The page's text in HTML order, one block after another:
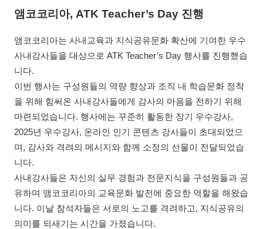
앰코코리아, ATK Teacher’s Day 진행
앰코코리아는 사내교육과 지식공유문화 확산에 기여한 우수
사내강사들을 대상으로 ATK Teacher’s Day 행사를 진행했습
니다.
이번 행사는 구성원들의 역량 향상과 조직 내 학습문화 정착
을 위해 힘써온 사내강사들에게 감사의 마음을 전하기 위해
마련되었습니다. 행사에는 꾸준히 활동한 장기 우수강사,
2025년 우수강사, 온라인 인기 콘텐츠 강사들이 초대되었으
며, 감사와 격려의 메시지와 함께 소정의 선물이 전달되었습
니다.
사내강사들은 자신의 실무 경험과 전문지식을 구성원들과 공
유하며 앰코코리아의 교육문화 발전에 중요한 역할을 해왔습
니다. 이날 참석자들은 서로의 노고를 격려하고, 지식공유의
의미를 되새기는 시간을 가졌습니다.